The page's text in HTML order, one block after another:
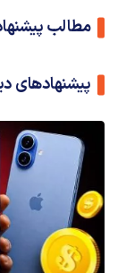
مطالب
پیشنهادهای